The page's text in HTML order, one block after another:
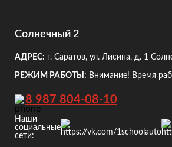
Солнечный 2
АДРЕС: г. Саратов, ул. Лисина, д. 1
РЕЖИМ РАБОТЫ: Внимание! Время
8 987 804-08-10
Наши
социальные
сети: